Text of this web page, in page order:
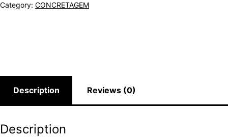
Category: CONCRETAGEM
Description Reviews (0)
Description